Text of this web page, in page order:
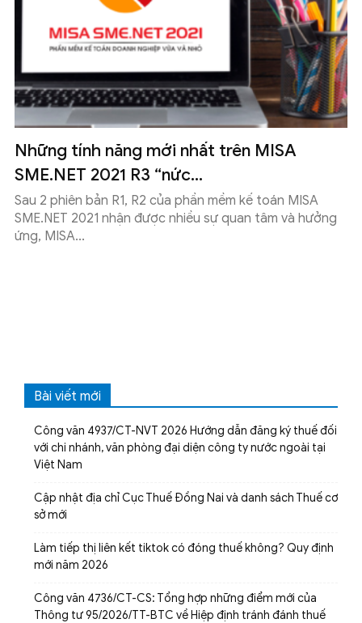
Những tính năng mới nhất trên MISA
SME.NET 2021 R3 “nức...
Sau 2 phiên bản R1, R2 của phần mềm kế toán MISA
SME.NET 2021 nhận được nhiều sự quan tâm và hưởng
ứng, MISA...
Bài viết mới
Công văn 4937/CT-NVT 2026 Hướng dẫn đăng ký thuế đối
với chi nhánh, văn phòng đại diện công ty nước ngoài tại
Việt Nam
Cập nhật địa chỉ Cục Thuế Đồng Nai và danh sách Thuế cơ
sở mới
Làm tiếp thị liên kết tiktok có đóng thuế không? Quy định
mới năm 2026
Công văn 4736/CT-CS: Tổng hợp những điểm mới của
Thông tư 95/2026/TT-BTC về Hiệp định tránh đánh thuế